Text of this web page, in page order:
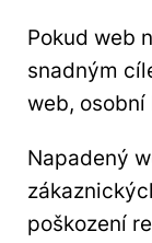
Pokud web
snadným
web,
Napadený
poškození